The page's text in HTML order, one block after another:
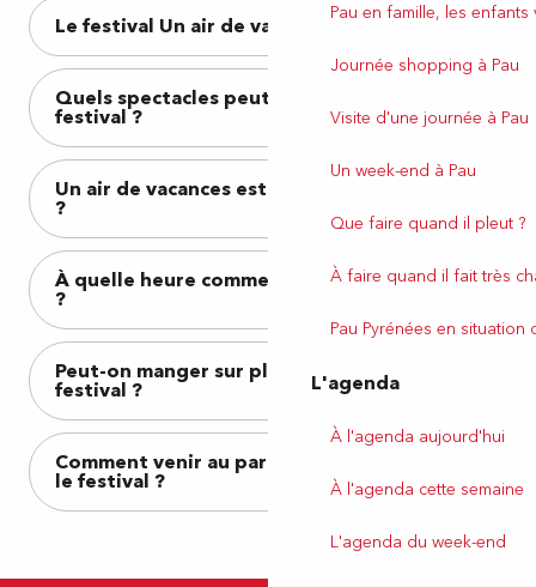
Pau en famille, les
Journée shopping à Pau
Visite d'une journée à Pau
Un week-end à Pau
Que faire quand il pleut ?
À faire quand il fait très
Pau Pyrénées en situation
L'agenda
À l'agenda aujourd'hui
À l'agenda cette semaine
L'agenda du week-end
Le festival Un air de vacances est-il gratuit ?
Quels spectacles peut-on voir pendant le
festival ?
Un air de vacances est-il adapté aux enfants
?
À quelle heure commencent les animations
?
Peut-on manger sur place pendant le
festival ?
Comment venir au parc Beaumont pendant
le festival ?